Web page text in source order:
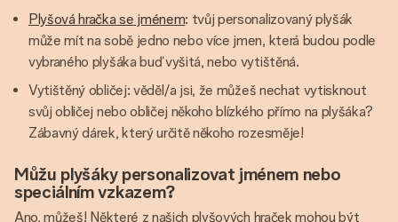
Plyšová hračka se jménem: tvůj personalizovaný plyšák
může mít na sobě jedno nebo více jmen, která budou podle
vybraného plyšáka buď vyšitá, nebo vytištěná.
Vytištěný obličej: věděl/a jsi, že můžeš nechat vytisknout
svůj obličej nebo obličej někoho blízkého přímo na plyšáka?
Zábavný dárek, který určitě někoho rozesměje!
Můžu plyšáky personalizovat jménem nebo
speciálním vzkazem?
Ano, můžeš! Některé z našich plyšových hraček mohou být